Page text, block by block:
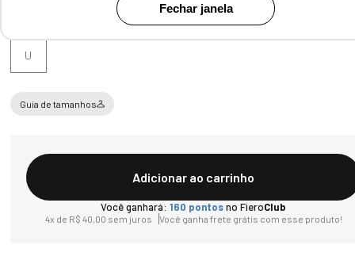
Fechar janela
U
Guia de tamanhos
Adicionar ao carrinho
Você ganhará: 160 pontosno FieroClub
4x de R$ 40,00 sem juros Você ganha frete grátis com esse produto!